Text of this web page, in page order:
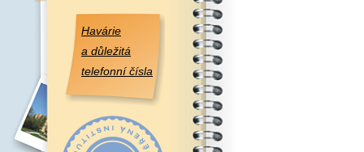
Havárie
a důležitá
telefonní čísla